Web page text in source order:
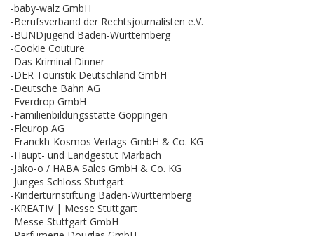
-baby-walz GmbH
-Berufsverband der Rechtsjournalisten e.V.
-BUNDjugend Baden-Württemberg
-Cookie Couture
-Das Kriminal Dinner
-DER Touristik Deutschland GmbH
-Deutsche Bahn AG
-Everdrop GmbH
-Familienbildungsstätte Göppingen
-Fleurop AG
-Franckh-Kosmos Verlags-GmbH & Co. KG
-Haupt- und Landgestüt Marbach
-Jako-o / HABA Sales GmbH & Co. KG
-Junges Schloss Stuttgart
-Kinderturnstiftung Baden-Württemberg
-KREATIV | Messe Stuttgart
-Messe Stuttgart GmbH